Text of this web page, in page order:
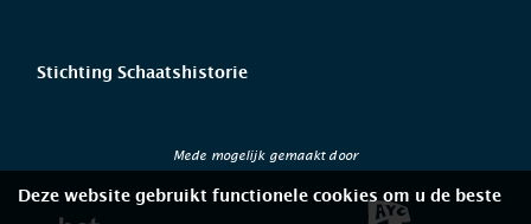
Stichting Schaatshistorie
Mede mogelijk gemaakt door
Deze website gebruikt functionele cookies om u de beste